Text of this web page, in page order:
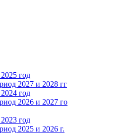
год
2027 и 2028 гг
год
2026 и 2027 го
год
2025 и 2026 г.